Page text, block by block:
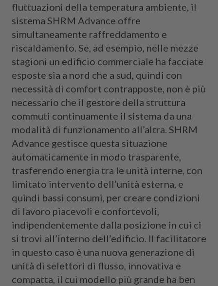
fluttuazioni della temperatura ambiente, il
sistema SHRM Advance offre
simultaneamente raffreddamento e
riscaldamento. Se, ad esempio, nelle mezze
stagioni un edificio commerciale ha facciate
esposte sia a nord che a sud, quindi con
necessità di comfort contrapposte, non è più
necessario che il gestore della struttura
commuti continuamente il sistema da una
modalità di funzionamento all’altra. SHRM
Advance gestisce questa situazione
automaticamente in modo trasparente,
trasferendo energia tra le unità interne, con
limitato intervento dell’unità esterna, e
quindi bassi consumi, per creare condizioni
di lavoro piacevoli e confortevoli,
indipendentemente dalla posizione in cui ci
si trovi all’interno dell’edificio. Il facilitatore
in questo caso è una nuova generazione di
unità di selettori di flusso, innovativa e
compatta, il cui modello più grande ha ben